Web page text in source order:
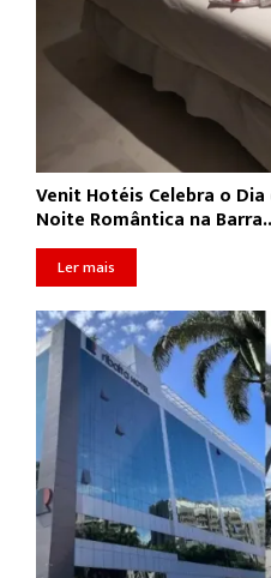
Venit Hotéis Celebra o
Noite Romântica na
Ler mais